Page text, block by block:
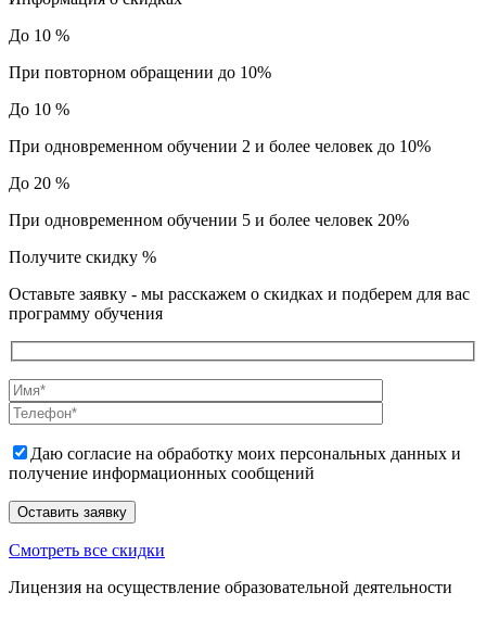
До 10 %
При повторном обращении до 10%
До 10 %
При одновременном обучении 2 и более человек до 10%
До 20 %
При одновременном обучении 5 и более человек 20%
Получите скидку %
Оставьте заявку - мы расскажем о скидках и подберем для вас
программу обучения
Даю согласие на обработку моих персональных данных и
получение информационных сообщений
Смотреть все скидки
Лицензия на осуществление образовательной деятельности